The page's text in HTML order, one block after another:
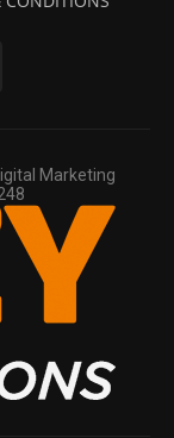
Marketing